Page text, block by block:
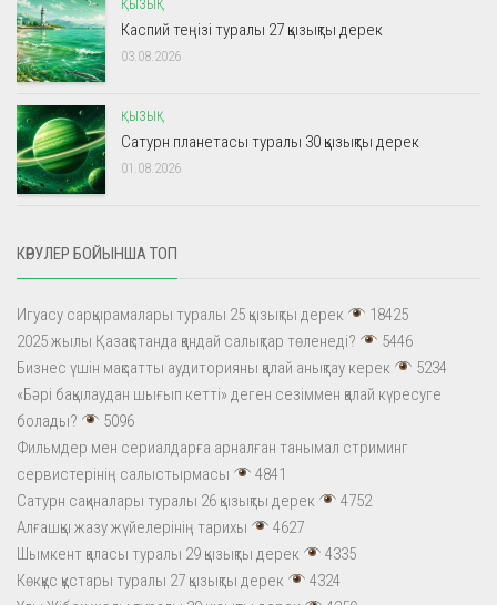
ҚЫЗЫҚ
Каспий теңізі туралы 27 қызықты дерек
03.08.2026
ҚЫЗЫҚ
Сатурн планетасы туралы 30 қызықты дерек
01.08.2026
КӨРУЛЕР БОЙЫНША ТОП
Игуасу сарқырамалары туралы 25 қызықты дерек
18425
2025 жылы Қазақстанда қандай салықтар төленеді?
5446
Бизнес үшін мақсатты аудиторияны қалай анықтау керек
5234
«Бәрі бақылаудан шығып кетті» деген сезіммен қалай күресуге
болады?
5096
Фильмдер мен сериалдарға арналған танымал стриминг
сервистерінің салыстырмасы
4841
Сатурн сақиналары туралы 26 қызықты дерек
4752
Алғашқы жазу жүйелерінің тарихы
4627
Шымкент қаласы туралы 29 қызықты дерек
4335
Көкқұс құстары туралы 27 қызықты дерек
4324